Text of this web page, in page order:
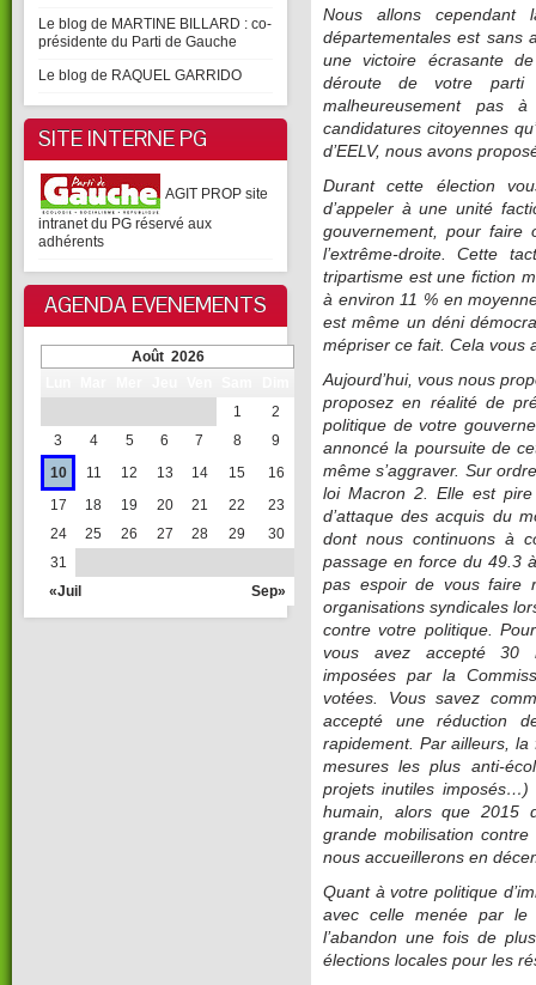
Le blog de MARTINE BILLARD : co-
présidente du Parti de Gauche
Le blog de RAQUEL GARRIDO
SITE INTERNE PG
AGIT PROP site
intranet du PG réservé aux
adhérents
AGENDA EVENEMENTS
Août 2026
«Juil Sep»
1
2
3
4 5 6 7 8
9
10
11 12 13 14 15
16
17
18 19 20 21 22
23
24
25 26 27 28 29
30
31
Nous allons cependant
départementales est sans
une victoire écrasante
déroute de votre
malheureusement pas
candidatures citoyennes
d’EELV, nous avons
Durant cette élection
d’appeler à une unité
gouvernement, pour
l’extrême-droite. Cette
tripartisme est une fiction
à environ 11 % en
est même un déni
mépriser ce fait. Cela vous
Aujourd’hui, vous nous
proposez en réalité de
politique de votre
annoncé la poursuite de
même s’aggraver. Sur
loi Macron 2. Elle est
d’attaque des acquis du
dont nous continuons à
passage en force du 49.3
pas espoir de vous faire
organisations syndicales
contre votre politique.
vous avez accepté 30
imposées par la
votées. Vous savez
accepté une réduction
rapidement. Par ailleurs,
mesures les plus anti-
projets inutiles imposés…)
humain, alors que 2015
grande mobilisation
nous accueillerons en
Quant à votre politique
avec celle menée par le
l’abandon une fois de
élections locales pour les